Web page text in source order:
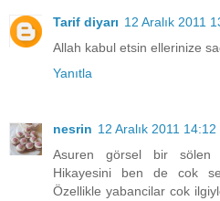
Tarif diyarı 12 Aralık 2011
Allah kabul etsin ellerinize
Yanıtla
nesrin 12 Aralık 2011 14:12
Asuren görsel bir sölen
Hikayesini ben de cok
Özellikle yabancilar cok